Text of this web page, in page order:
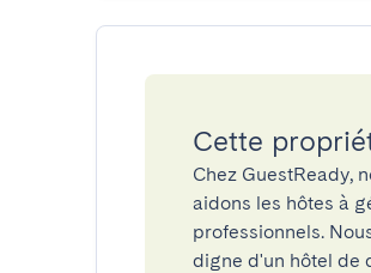
Cette
Chez GuestReady,
aidons les hôtes à
professionnels.
digne d'un hôtel de